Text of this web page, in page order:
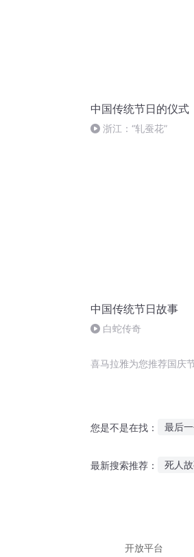
中国传统节日的仪式
浙江：“轧蚕花”
中国传统节日故事
白蛇传奇
喜马拉雅为您推荐国庆
您是不是在找： 最后
最新搜索推荐： 死人
开放平台